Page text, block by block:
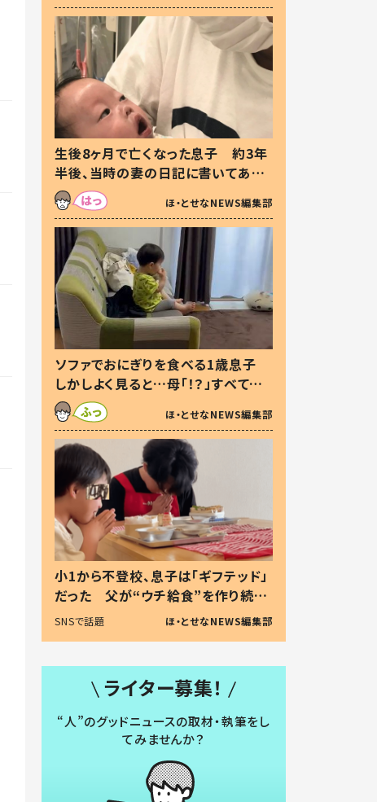
生後8ヶ月で亡くなった息子 約3年
半後、当時の妻の日記に書いてあっ
た本音とは
ほ・とせなNEWS編集部
ソファでおにぎりを食べる1歳息子
しかしよく見ると…母「！？」すべてを
察した母の投稿に「可愛いから許
す！」「現行犯〜」
ほ・とせなNEWS編集部
小1から不登校、息子は「ギフテッド」
だった 父が“ウチ給食”を作り続け
る理由とは #令和の親 #令和の子
SNSで話題 ほ・とせなNEWS編集部
ライター募集！
“人”のグッドニュースの取材・執筆をし
てみませんか？